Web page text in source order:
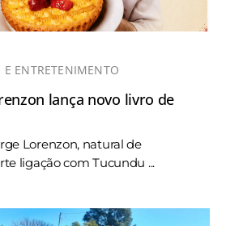
ENTRETENIMENTO
lança novo livro de
Lorenzon, natural de
ligação com Tucundu ...